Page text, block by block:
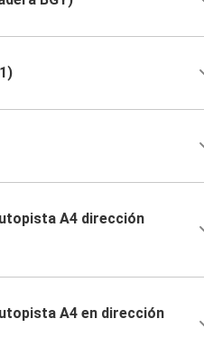
A4 dirección
A4 en dirección